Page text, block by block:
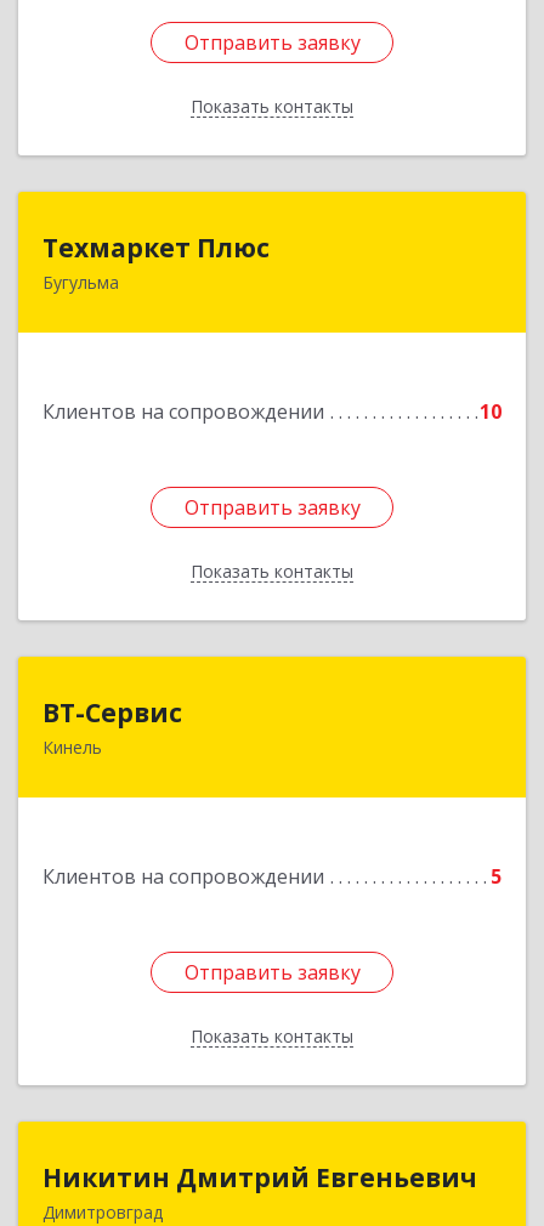
Отправить заявку
Показать контакты
Отправить заявку
Назад
Техмаркет Плюс
Бугульма
Клиентов на сопровождении 10
Отправить заявку
Показать контакты
423231, РТ, Бугульма, ул.Белинского, д.13
Отправить заявку
Назад
ВТ-Сервис
Кинель
Клиентов на сопровождении 5
Отправить заявку
Показать контакты
446436, Самарская обл, Кинель г, Маяковского
Отправить заявку
Назад
Никитин Дмитрий Евгеньевич
Димитровград
Никитин Дмитрий Евгеньевич